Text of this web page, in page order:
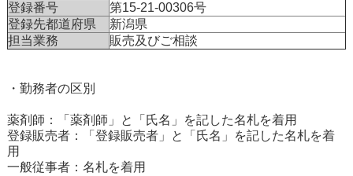
登録番号
第15-21-00306号
登録先都道府県
新潟県
担当業務
販売及びご相談
・勤務者の区別
薬剤師：「薬剤師」と「氏名」を記した名札を着用
登録販売者：「登録販売者」と「氏名」を記した名札を着
用
一般従事者：名札を着用